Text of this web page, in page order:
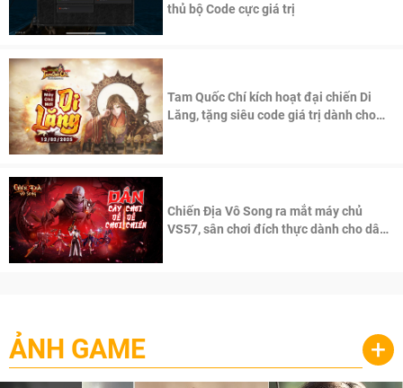
thủ bộ Code cực giá trị
Tam Quốc Chí kích hoạt đại chiến Di
Lăng, tặng siêu code giá trị dành cho
Chiến Địa Vô Song ra mắt máy chủ
VS57, sân chơi đích thực dành cho dân
ẢNH GAME +